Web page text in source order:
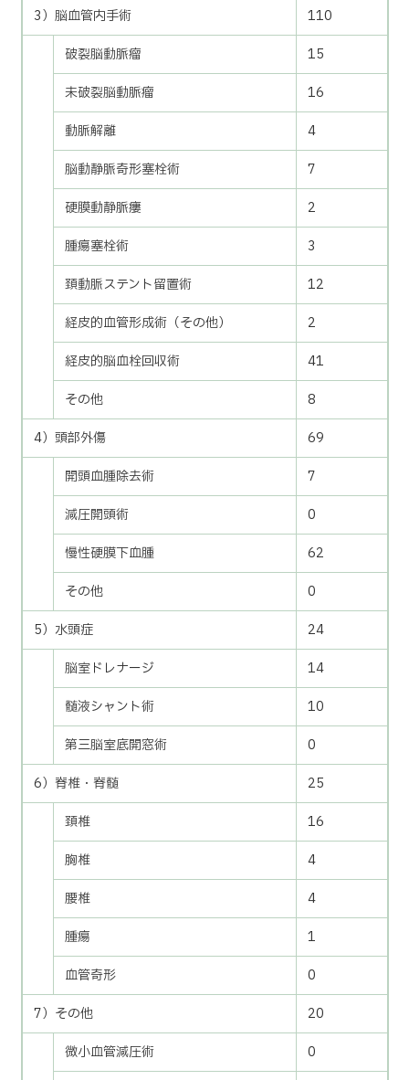
3）脳血管内手術
110
破裂脳動脈瘤
15
未破裂脳動脈瘤
16
動脈解離
4
脳動静脈奇形塞栓術
7
硬膜動静脈瘻
2
腫瘍塞栓術
3
頚動脈ステント留置術
12
経皮的血管形成術（その他）
2
経皮的脳血栓回収術
41
その他
8
4）頭部外傷
69
開頭血腫除去術
7
減圧開頭術
0
慢性硬膜下血腫
62
その他
0
5）水頭症
24
脳室ドレナージ
14
髄液シャント術
10
第三脳室底開窓術
0
6）脊椎・脊髄
25
頚椎
16
胸椎
4
腰椎
4
腫瘍
1
血管奇形
0
7）その他
20
微小血管減圧術
0